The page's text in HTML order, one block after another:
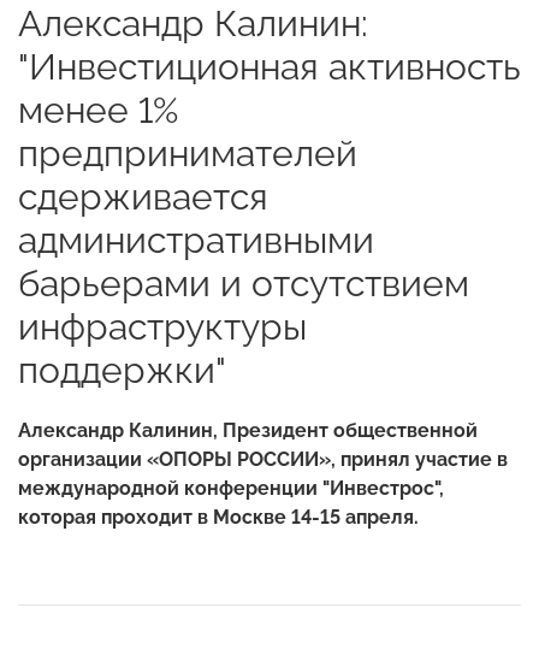
Александр Калинин:
"Инвестиционная активность
менее 1%
предпринимателей
сдерживается
административными
барьерами и отсутствием
инфраструктуры
поддержки"
Александр Калинин, Президент общественной
организации «ОПОРЫ РОССИИ», принял участие в
международной конференции "Инвестрос",
которая проходит в Москве 14-15 апреля.